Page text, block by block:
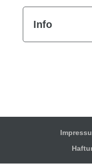
Info